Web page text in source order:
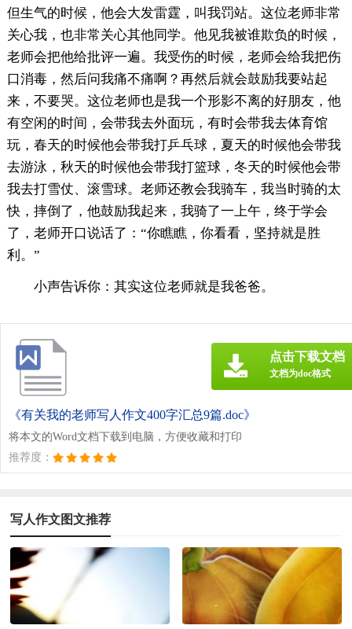
但生气的时候，他会大发雷霆，叫我罚站。这位老师非常
关心我，也非常关心其他同学。他见我被谁欺负的时候，
老师会把他给批评一遍。我受伤的时候，老师会给我把伤
口消毒，然后问我痛不痛啊？再然后就会鼓励我要站起
来，不要哭。这位老师也是我一个形影不离的好朋友，他
有空闲的时间，会带我去外面玩，有时会带我去体育馆
玩，春天的时候他会带我打乒乓球，夏天的时候他会带我
去游泳，秋天的时候他会带我打篮球，冬天的时候他会带
我去打雪仗、滚雪球。老师还教会我骑车，我当时骑的太
快，摔倒了，他鼓励我起来，我骑了一上午，终于学会
了，老师开口说话了：“你瞧瞧，你看看，坚持就是胜
利。”
小声告诉你：其实这位老师就是我爸爸。
《有关我的老师写人作文400字汇总9篇.doc》
将本文的Word文档下载到电脑，方便收藏和打印
推荐度：
点击下载文档
文档为doc格式
写人作文图文推荐